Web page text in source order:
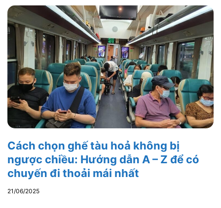
Cách chọn ghế tàu hoả không bị
ngược chiều: Hướng dẫn A – Z để có
chuyến đi thoải mái nhất
21/06/2025